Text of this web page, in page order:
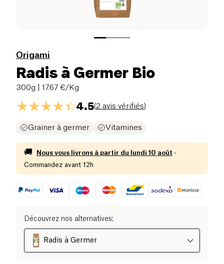
Origami
Radis à Germer Bio
300g | 17.67 €/Kg
4.5(2 avis vérifiés)
Grainer à germer Vitamines
🚚 Nous vous livrons à partir du lundi 10 août ·
Commandez avant 12h
Découvrez nos alternatives:
Radis à Germer